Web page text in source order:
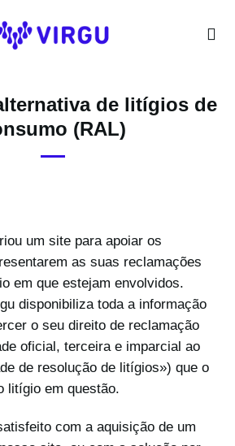
de litígios de
(RAL)
um site para apoiar os
as suas reclamações
em que estejam envolvidos.
disponibiliza toda a informação
o seu direito de reclamação
oficial, terceira e imparcial ao
de resolução de litígios») que o
litígio em questão.
com a aquisição de um